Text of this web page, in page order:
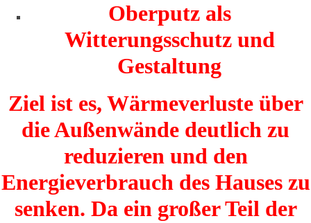
Oberputz als
Witterungsschutz und
Gestaltung
Ziel ist es, Wärmeverluste über
die Außenwände deutlich zu
reduzieren und den
Energieverbrauch des Hauses zu
senken. Da ein großer Teil der